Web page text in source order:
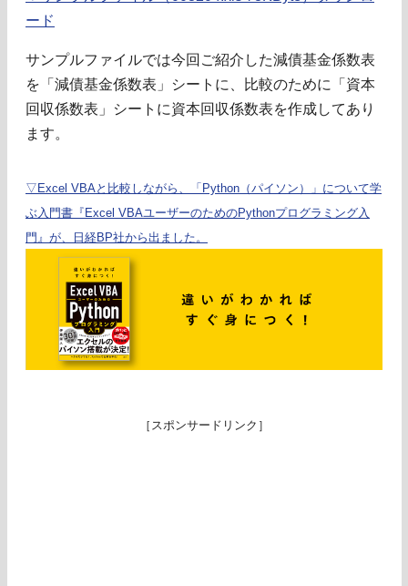
ード
サンプルファイルでは今回ご紹介した減債基金係数表
を「減債基金係数表」シートに、比較のために「資本
回収係数表」シートに資本回収係数表を作成してあり
ます。
▽Excel VBAと比較しながら、「Python（パイソン）」について学
ぶ入門書『Excel VBAユーザーのためのPythonプログラミング入
門』が、日経BP社から出ました。
［スポンサードリンク］